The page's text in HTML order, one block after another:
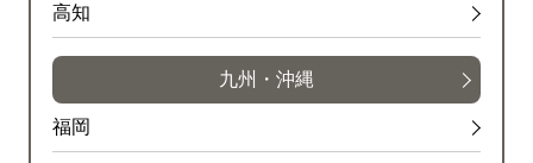
高知
九州・沖縄
福岡